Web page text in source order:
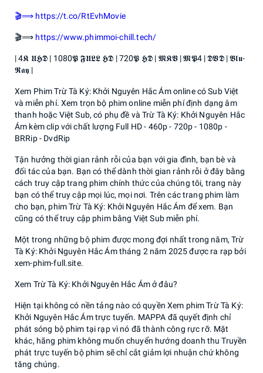
🎬⟹ https://t.co/RtEvhMovie
🎬⟹ https://www.phimmoi-chill.tech/
| 4𝕶 𝖀𝕳𝕯 | 1080𝕻 𝕱𝖀𝕷𝕷 𝕳𝕯 | 720𝕻 𝕳𝕯 | 𝕸𝕶𝖁 | 𝕸𝕻4 | 𝕯𝖁𝕯 | 𝕭𝖑𝖚-
𝕽𝖆𝖞 |
Xem Phim Trừ Tà Ký: Khởi Nguyên Hắc Ám online có Sub Việt
và miễn phí. Xem trọn bộ phim online miễn phí định dạng âm
thanh hoặc Việt Sub, có phụ đề và Trừ Tà Ký: Khởi Nguyên Hắc
Ám kèm clip với chất lượng Full HD - 460p - 720p - 1080p -
BRRip - DvdRip
Tận hưởng thời gian rảnh rỗi của bạn với gia đình, bạn bè và
đối tác của bạn. Bạn có thể dành thời gian rảnh rỗi ở đây bằng
cách truy cập trang phim chính thức của chúng tôi, trang này
bạn có thể truy cập mọi lúc, mọi nơi. Trên các trang phim làm
cho bạn, phim Trừ Tà Ký: Khởi Nguyên Hắc Ám để xem. Bạn
cũng có thể truy cập phim bằng Việt Sub miễn phí.
Một trong những bộ phim được mong đợi nhất trong năm, Trừ
Tà Ký: Khởi Nguyên Hắc Ám tháng 2 năm 2025 được ra rạp bởi
xem-phim-full.site.
Xem Trừ Tà Ký: Khởi Nguyên Hắc Ám ở đâu?
Hiện tại không có nền tảng nào có quyền Xem phim Trừ Tà Ký:
Khởi Nguyên Hắc Ám trực tuyến. MAPPA đã quyết định chỉ
phát sóng bộ phim tại rạp vì nó đã thành công rực rỡ. Mặt
khác, hãng phim không muốn chuyển hướng doanh thu Truyền
phát trực tuyến bộ phim sẽ chỉ cắt giảm lợi nhuận chứ không
tăng chúng.